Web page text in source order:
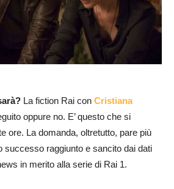
La fiction Rai con Cristiana
oppure no. E’ questo che si
ore. La domanda, oltretutto, pare più
successo raggiunto e sancito dai dati
in merito alla serie di Rai 1.